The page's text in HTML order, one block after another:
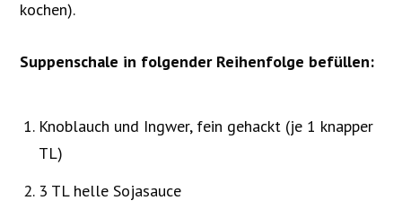
kochen).
Suppenschale in folgender Reihenfolge befüllen:
Knoblauch und Ingwer, fein gehackt (je 1 knapper
TL)
3 TL helle Sojasauce